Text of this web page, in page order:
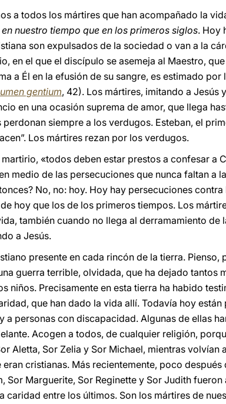
a todos los mártires que han acompañado la
nuestro tiempo que en los primeros siglos. Hoy
son expulsados de la sociedad o van a la
en el que el discípulo se asemeja al Maestro,
a Él en la efusión de su sangre, es estimado por
gentium, 42). Los mártires, imitando a Jesús
en una ocasión suprema de amor, que llega
siempre a los verdugos. Esteban, el
Los mártires rezan por los verdugos.
«todos deben estar prestos a confesar a
medio de las persecuciones que nunca faltan a
No, no: hoy. Hoy hay persecuciones
hoy que los de los primeros tiempos. Los
también cuando no llega al derramamiento de
a Jesús.
presente en cada rincón de la tierra. Pienso,
guerra terrible, olvidada, que ha dejado tantos
niños. Precisamente en esta tierra ha habido
que han dado la vida allí. Todavía hoy están
personas con discapacidad. Algunas de ellas
Acogen a todos, de cualquier religión,
Aletta, Sor Zelia y Sor Michael, mientras volvían
cristianas. Más recientemente, poco
Sor Marguerite, Sor Reginette y Sor Judith fueron
caridad entre los últimos. Son los mártires de